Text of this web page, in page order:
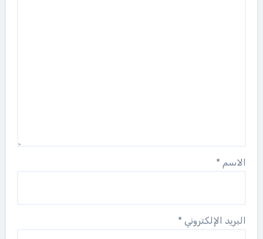
الاسم *
البريد الإلكتروني *